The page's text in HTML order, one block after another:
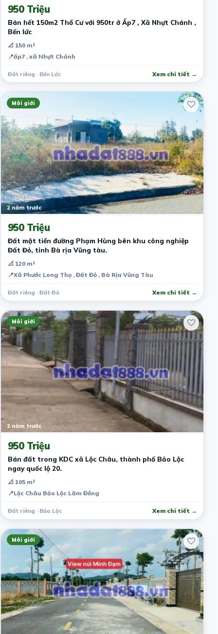
950 Triệu
Bán hết 150m2 Thổ Cư với 950tr ở Ấp7 , Xã Nhựt Chánh ,
Bến lức
📐 150 m²
📍ấp7 , xã Nhựt Chánh
Đất riêng · Bến Lức Xem chi tiết →
Môi giới
2 năm trước
950 Triệu
Đất mặt tiền đường Phạm Hùng bên khu công nghiệp
Đất Đỏ, tỉnh Bà rịa Vũng tàu.
📐 120 m²
📍Xã Phước Long Thọ , Đất Đỏ , Bà Rịa Vũng Tàu
Đất riêng · Đất Đỏ Xem chi tiết →
Môi giới
2 năm trước
950 Triệu
Bán đất trong KDC xã Lộc Châu, thành phố Bảo Lộc
ngay quốc lộ 20.
📐 105 m²
📍Lộc Châu Bảo Lộc Lâm Đồng
Đất riêng · Bảo Lộc Xem chi tiết →
Môi giới